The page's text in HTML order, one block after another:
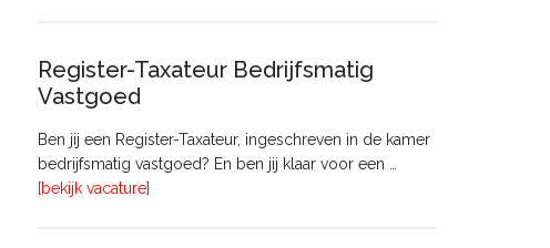
Register-Taxateur Bedrijfsmatig
Vastgoed
Ben jij een Register-Taxateur, ingeschreven in de kamer
bedrijfsmatig vastgoed? En ben jij klaar voor een …
[bekijk vacature]